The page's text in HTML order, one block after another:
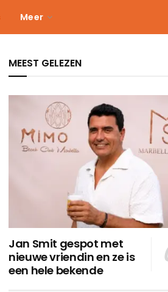
Meer
MEEST GELEZEN
Jan Smit gespot met
nieuwe vriendin en ze is
een hele bekende